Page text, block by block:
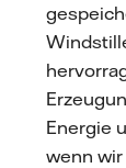
Energie
wenn wir